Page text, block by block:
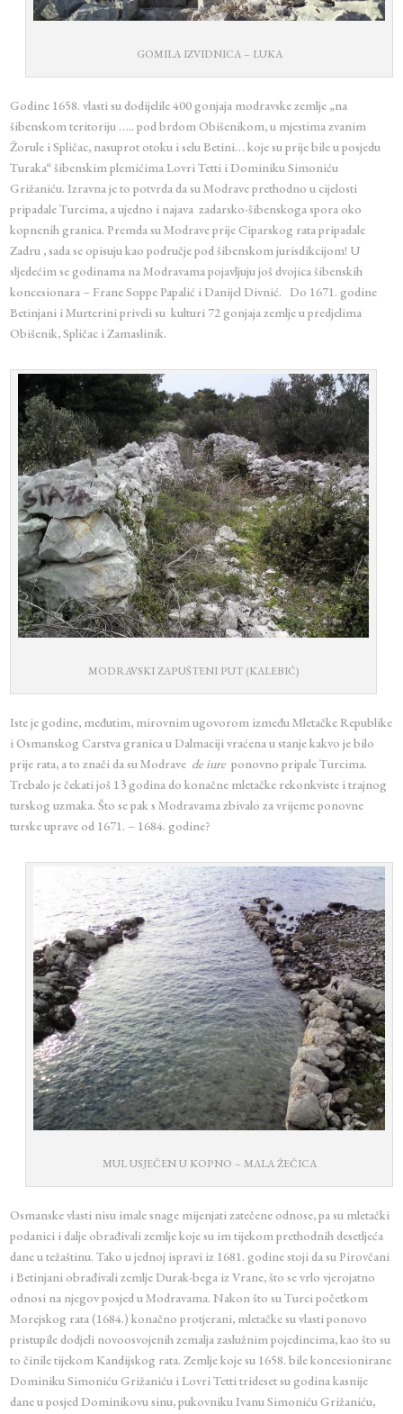
GOMILA IZVIDNICA – LUKA
Godine 1658. vlasti su dodijelile 400 gonjaja modravske zemlje „na
šibenskom teritoriju ….. pod brdom Obišenikom, u mjestima zvanim
Žorule i Spličac, nasuprot otoku i selu Betini… koje su prije bile u posjedu
Turaka“ šibenskim plemićima Lovri Tetti i Dominiku Simoniću
Grižaniću. Izravna je to potvrda da su Modrave prethodno u cijelosti
pripadale Turcima, a ujedno i najava zadarsko-šibenskoga spora oko
kopnenih granica. Premda su Modrave prije Ciparskog rata pripadale
Zadru , sada se opisuju kao područje pod šibenskom jurisdikcijom! U
sljedećim se godinama na Modravama pojavljuju još dvojica šibenskih
koncesionara – Frane Soppe Papalić i Danijel Divnić. Do 1671. godine
Betinjani i Murterini priveli su kulturi 72 gonjaja zemlje u predjelima
Obišenik, Spličac i Zamaslinik.
MODRAVSKI ZAPUŠTENI PUT (KALEBIĆ)
Iste je godine, međutim, mirovnim ugovorom između Mletačke Republike
i Osmanskog Carstva granica u Dalmaciji vraćena u stanje kakvo je bilo
prije rata, a to znači da su Modrave de iureponovno pripale Turcima.
Trebalo je čekati još 13 godina do konačne mletačke rekonkviste i trajnog
turskog uzmaka. Što se pak s Modravama zbivalo za vrijeme ponovne
turske uprave od 1671. – 1684. godine?
MUL USJEČEN U KOPNO – MALA ŽEČICA
Osmanske vlasti nisu imale snage mijenjati zatečene odnose, pa su mletački
podanici i dalje obrađivali zemlje koje su im tijekom prethodnih desetljeća
dane u težaštinu. Tako u jednoj ispravi iz 1681. godine stoji da su Pirovčani
i Betinjani obrađivali zemlje Durak-bega iz Vrane, što se vrlo vjerojatno
odnosi na njegov posjed u Modravama. Nakon što su Turci početkom
Morejskog rata (1684.) konačno protjerani, mletačke su vlasti ponovo
pristupile dodjeli novoosvojenih zemalja zaslužnim pojedincima, kao što su
to činile tijekom Kandijskog rata. Zemlje koje su 1658. bile koncesionirane
Dominiku Simoniću Grižaniću i Lovri Tetti trideset su godina kasnije
dane u posjed Dominikovu sinu, pukovniku Ivanu Simoniću Grižaniću,